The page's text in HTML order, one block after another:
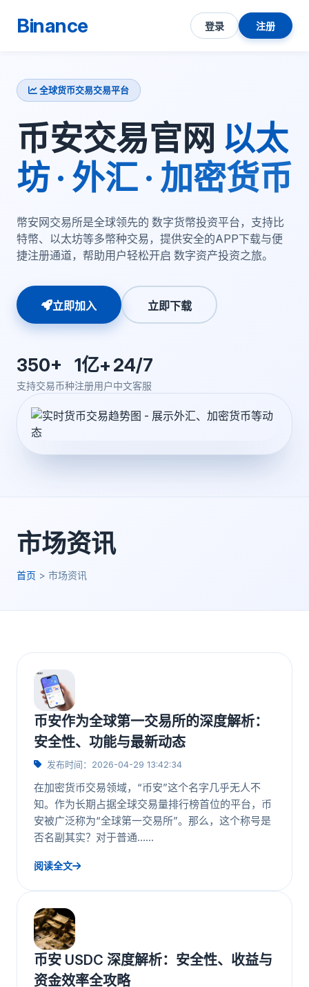
Binance 登录 注册
全球货币交易交易平台
币安交易官网 以太
坊 · 外汇 · 加密货币
幣安网交易所是全球领先的 数字货幣投资平台，支持比
特幣、以太坊等多幣种交易，提供安全的APP下载与便
捷注册通道，帮助用户轻松开启 数字资产投资之旅。
立即加入 立即下载
350+
支持交易币种
1亿+
注册用户
24/7
中文客服
市场资讯
首页 > 市场资讯
币安作为全球第一交易所的深度解析：
安全性、功能与最新动态
发布时间：2026-04-29 13:42:34
在加密货币交易领域，“币安”这个名字几乎无人不
知。作为长期占据全球交易量排行榜首位的平台，币
安被广泛称为“全球第一交易所”。那么，这个称号是
否名副其实？对于普通……
阅读全文
币安 USDC 深度解析：安全性、收益与
资金效率全攻略